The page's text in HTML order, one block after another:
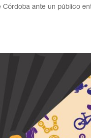
ante un público